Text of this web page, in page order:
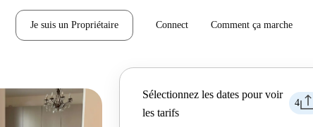
Je suis un Propriétaire Connect Comment ça marche
4
Sélectionnez les dates pour voir
les tarifs